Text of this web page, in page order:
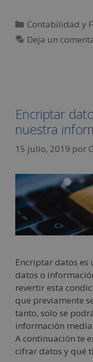
Contabilidad y
Deja un
Encriptar
nuestra
15 julio, 2019 por
Encriptar datos es
datos o
revertir esta
que previamente
tanto, solo se
información
A continuación te
cifrar datos y qué